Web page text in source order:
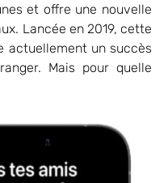
et offre une nouvelle
Lancée en 2019, cette
actuellement un succès
Mais pour quelle